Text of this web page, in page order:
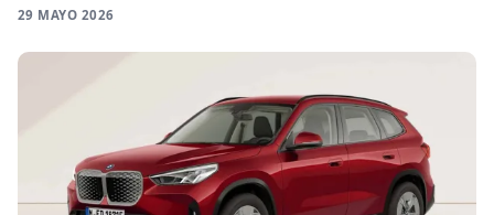
29 MAYO 2026